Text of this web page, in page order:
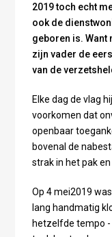
2019 toch echt
ook de
geboren is. Want
zijn vader de
van de
Elke dag de vlag
voorkomen dat
openbaar
bovenal de
strak in het pak
Op 4 mei2019
lang handmatig
hetzelfde tempo -